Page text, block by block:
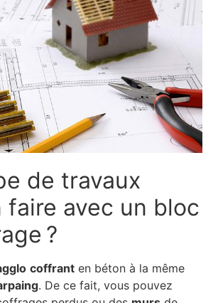
de travaux
avec un bloc
?
coffrant en béton à la même
. De ce fait, vous pouvez